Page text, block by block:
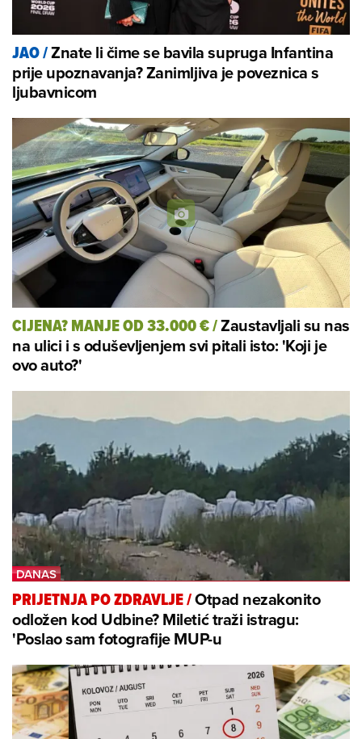
JAO/Znate li čime se bavila supruga Infantina
prije upoznavanja? Zanimljiva je poveznica s
ljubavnicom
CIJENA? MANJE OD 33.000 €/Zaustavljali su nas
na ulici i s oduševljenjem svi pitali isto: 'Koji je
ovo auto?'
PRIJETNJA PO ZDRAVLJE/Otpad nezakonito
odložen kod Udbine? Miletić traži istragu:
'Poslao sam fotografije MUP-u